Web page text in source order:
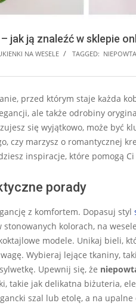
jak ją znaleźć w sklepie
NA WESELE TAGGED:
przed którym staje każda
ale także odrobiny
się wyjątkowo, może być
czy marzysz o romantycznej
inspiracje, które pomogą
porady
z komfortem. Dopasuj styl
stonowanych kolorach, na
modele. Unikaj bieli,
Wybieraj lejące tkaniny,
Upewnij się, że
takie jak delikatna biżuteria,
szal lub etolę, a na